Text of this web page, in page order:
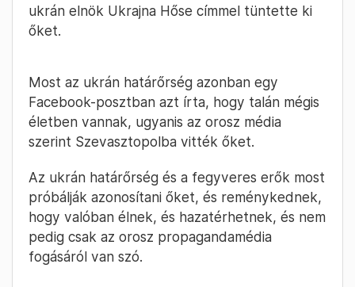
ukrán elnök Ukrajna Hőse címmel tüntette ki
őket.
Most az ukrán határőrség azonban egy
Facebook-posztban azt írta, hogy talán mégis
életben vannak, ugyanis az orosz média
szerint Szevasztopolba vitték őket.
Az ukrán határőrség és a fegyveres erők most
próbálják azonosítani őket, és reménykednek,
hogy valóban élnek, és hazatérhetnek, és nem
pedig csak az orosz propagandamédia
fogásáról van szó.